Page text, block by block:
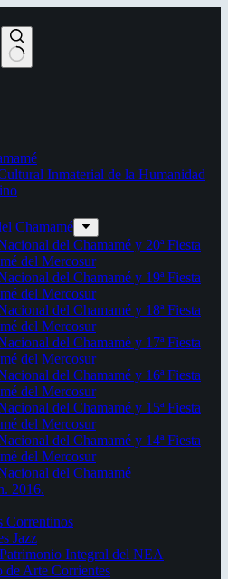
Inmaterial de la Humanidad
Chamamé
del Chamamé y 20ª Fiesta
del Mercosur
del Chamamé y 19ª Fiesta
del Mercosur
del Chamamé y 18ª Fiesta
del Mercosur
del Chamamé y 17ª Fiesta
del Mercosur
del Chamamé y 16ª Fiesta
del Mercosur
del Chamamé y 15ª Fiesta
del Mercosur
del Chamamé y 14ª Fiesta
del Mercosur
del Chamamé
2016.
Correntinos
Jazz
Integral del NEA
de Arte Corrientes